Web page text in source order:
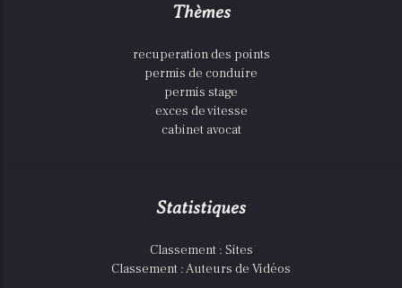
Thèmes
recuperation des points
permis de conduire
permis stage
exces de vitesse
cabinet avocat
Statistiques
Classement : Sites
Classement : Auteurs de Vidéos